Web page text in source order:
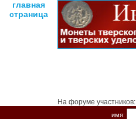
главная
страница
На форуме участников:
имя: